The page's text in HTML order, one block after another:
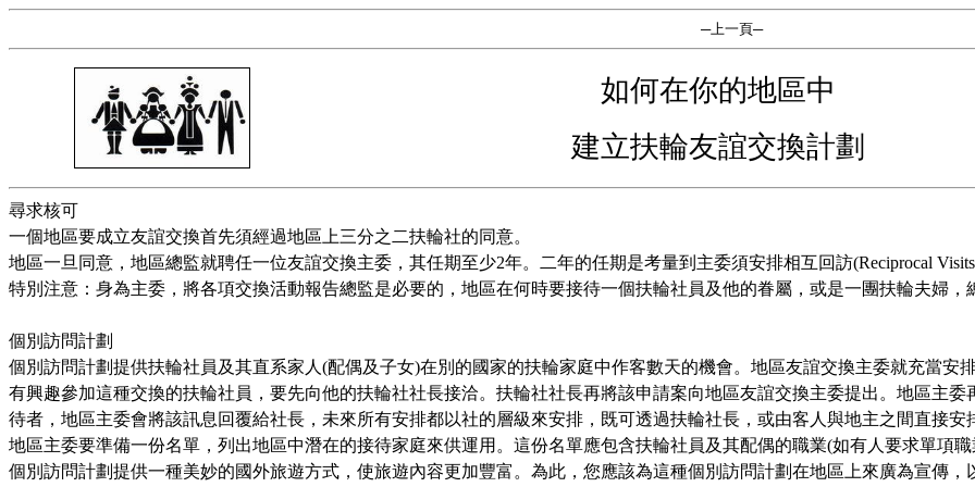
─上一頁─
如何在你的地區中
建立扶輪友誼交換計劃
尋求核可
一個地區要成立友誼交換首先須經過地區上三分之二扶輪社的同意。
地區一旦同意，地區總監就聘任一位友誼交換主委，其任期至少2年。二年的任期是考量到主委須安排相互回訪(Reciprocal
特別注意：身為主委，將各項交換活動報告總監是必要的，地區在何時要接待一個扶輪社員及他的眷屬，或是一團扶輪夫婦
個別訪問計劃
個別訪問計劃提供扶輪社員及其直系家人 (配偶及子女)在別的國家的扶輪家庭中作客數天的機會。地區友誼交換主委就充當安
有興趣參加這種交換的扶輪社員，要先向他的扶輪社社長接洽。扶輪社社長再將該申請案向地區友誼交換主委提出。地區主
待者，地區主委會將該訊息回覆給社長，未來所有安排都以社的層級來安排，既可透過扶輪社長，或由客人與地主之間直接安
地區主委要準備一份名單，列出地區中潛在的接待家庭來供運用。這份名單應包含扶輪社員及其配偶的職業(如有人要求單項
個別訪問計劃提供一種美妙的國外旅遊方式，使旅遊內容更加豐富。為此，您應該為這種個別訪問計劃在地區上來廣為宣傳，